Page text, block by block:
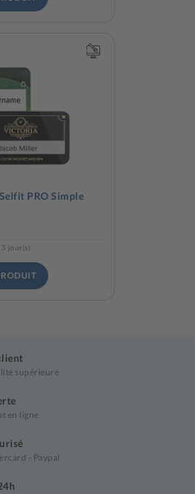
PRO Simple
jour(s)
supérieure
en ligne
- Paypal